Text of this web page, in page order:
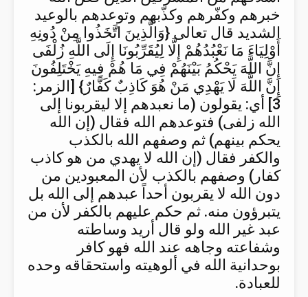
خبرهم وكفّرهم وكذّبهم وتوعدهم بالوعيد
الشديد قال تعالى {وَالَّذِينَ اتَّخَذُوا مِنْ دُونِهِ
أَوْلِيَاءَ مَا نَعْبُدُهُمْ إِلَّا لِيُقَرِّبُونَا إِلَى اللَّهِ زُلْفَى
إِنَّ اللَّهَ يَحْكُمُ بَيْنَهُمْ فِي مَا هُمْ فِيهِ يَخْتَلِفُونَ
إِنَّ اللَّهَ لَا يَهْدِي مَنْ هُوَ كَاذِبٌ كَفَّارٌ} [الزمر:
3] أي: يقولون (ما نعبدهم إلا ليقربونا إلى
الله زلفى) فتوعدهم الله فقال (إن الله
يحكم بينهم) ثم وصفهم الله بالكذب
والكفر فقال (إن الله لا يهدي من هو كاذب
كفار) وصفهم بالكذب لأن المعبودين من
دون الله لا يقربون أحداً عبدهم إلى الله بل
يتبرؤون منه. ثم حكم عليهم بالكفر لأن من
عبد غير الله ولو قال أريد وساطته
وشفاعته وجاهه عند الله فهو كافر
بوحدانية الله في ألوهيته واستحقاقه وحده
للعبادة.